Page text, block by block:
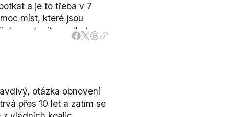
a je to třeba v 7
míst, které jsou
zastavit a potkat se s
Maří Magdaleny.
čelí obvinění
pracovníci
úřadu ROP
otázka obnovení
přes 10 let a zatím se